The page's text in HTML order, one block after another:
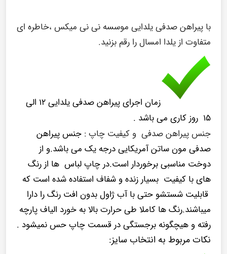
با پیراهن صدفی یلدایی موسسه نی نی میکس ،خاطره ای
متفاوت از یلدا امسال را رقم بزنید.
زمان اجرای پیراهن صدفی یلدایی ۱۲ الی
۱۵ روز کاری می باشد .
جنس پیراهن صدفی و کیفیت چاپ : جنس پیراهن
صدفی مون ساتن آمریکایی درجه یک می باشد.و از
دوخت مناسبی برخوردار است.در چاپ لباس ها از رنگ
های با کیفیت بسیار زنده و شفاف استفاده شده است که
قابلیت شستشو حتی با آب ژاول بدون افت رنگ را دارا
میباشند.رنگ ها کاملا طی حرارت بالا به خورد الیاف پارچه
رفته و هیچگونه برجستگی در قسمت چاپ حس نمیشود .
نکات مربوط به انتخاب سایز: